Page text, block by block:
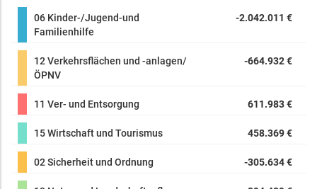
06 Kinder-/Jugend-und
Familienhilfe
-2.042.011 €
12 Verkehrsflächen und -anlagen/
ÖPNV
-664.932 €
11 Ver- und Entsorgung 611.983 €
15 Wirtschaft und Tourismus 458.369 €
02 Sicherheit und Ordnung -305.634 €